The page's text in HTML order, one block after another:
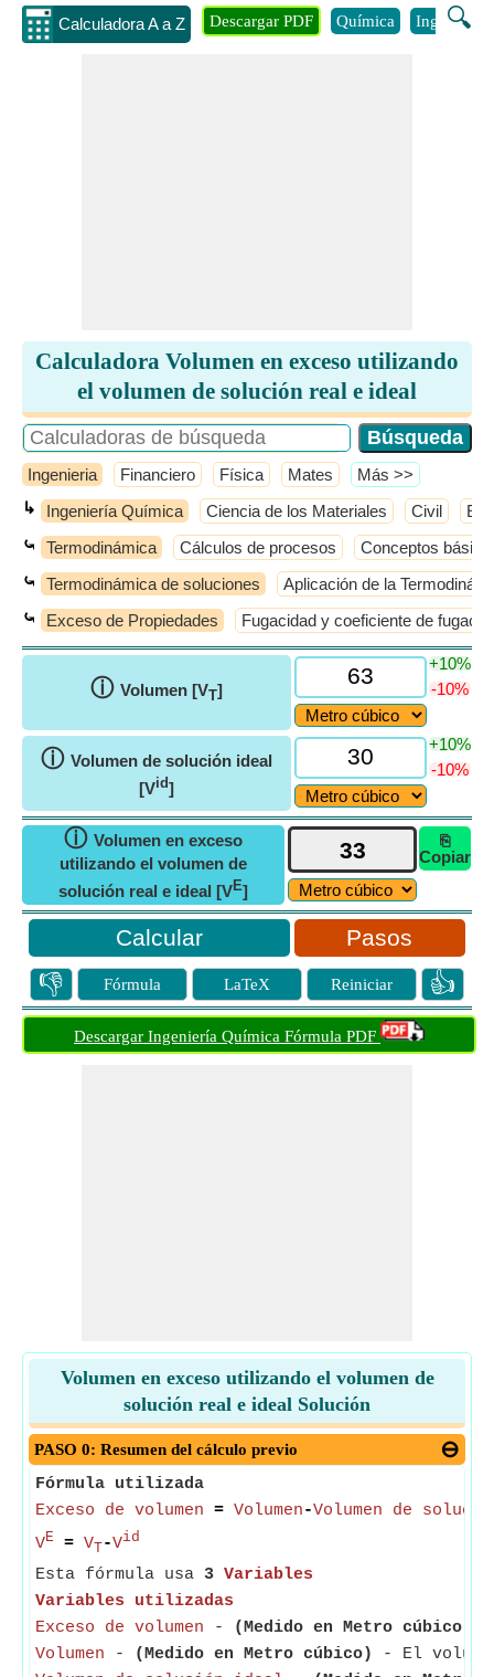
Calculadora A a Z 🔍
Descargar PDF Química Ingenieria
Calculadora Volumen en exceso utilizando
el volumen de solución real e ideal
Ingenieria Financiero Física Mates ​Más >>
↳ Ingeniería Química Ciencia de los Materiales Civil
⤿ Termodinámica Cálculos de procesos Conceptos
⤿ Termodinámica de soluciones Aplicación de la
⤿ Exceso de Propiedades Fugacidad y coeficiente de
ⓘ Volumen [VT]
+10%
-10%
ⓘ Volumen de solución ideal
[Vid]
+10%
-10%
ⓘ Volumen en exceso
utilizando el volumen de
solución real e ideal [VE]
⎘
Copiar
Pasos
👎 Fórmula LaTeX Reiniciar 👍
Descargar Ingeniería Química Fórmula PDF
Volumen en exceso utilizando el volumen de
solución real e ideal Solución
PASO 0: Resumen del cálculo previo
Fórmula utilizada
Exceso de volumen = Volumen-Volumen de
VE = V T -Vid
Esta fórmula usa 3 Variables
Variables utilizadas
Exceso de volumen - (Medido en Metro cúbico)
Volumen - (Medido en Metro cúbico)
- El